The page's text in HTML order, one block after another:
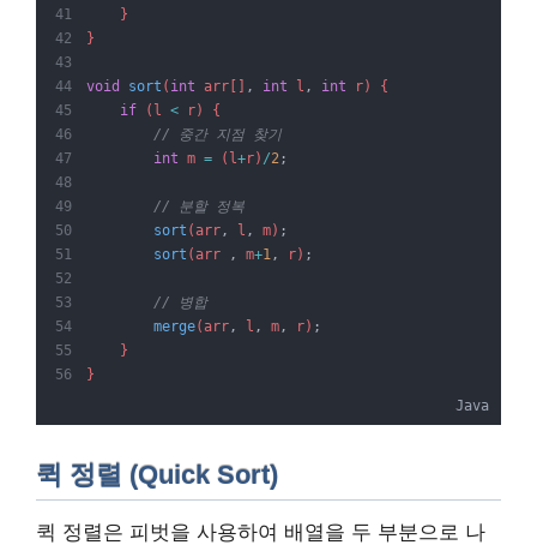
    }
}
void sort ( int arr[] , int l , int r) {
if (l < r) {
// 중간 지점 찾기
int m = (l+r) /2 ;
// 분할 정복
sort (arr , l , m) ;
sort (arr , m+1 , r) ;
// 병합
merge(arr , l , m , r) ;
    }
}
Java
퀵 정렬 (Quick Sort)
퀵 정렬은 피벗을 사용하여 배열을 두 부분으로 나